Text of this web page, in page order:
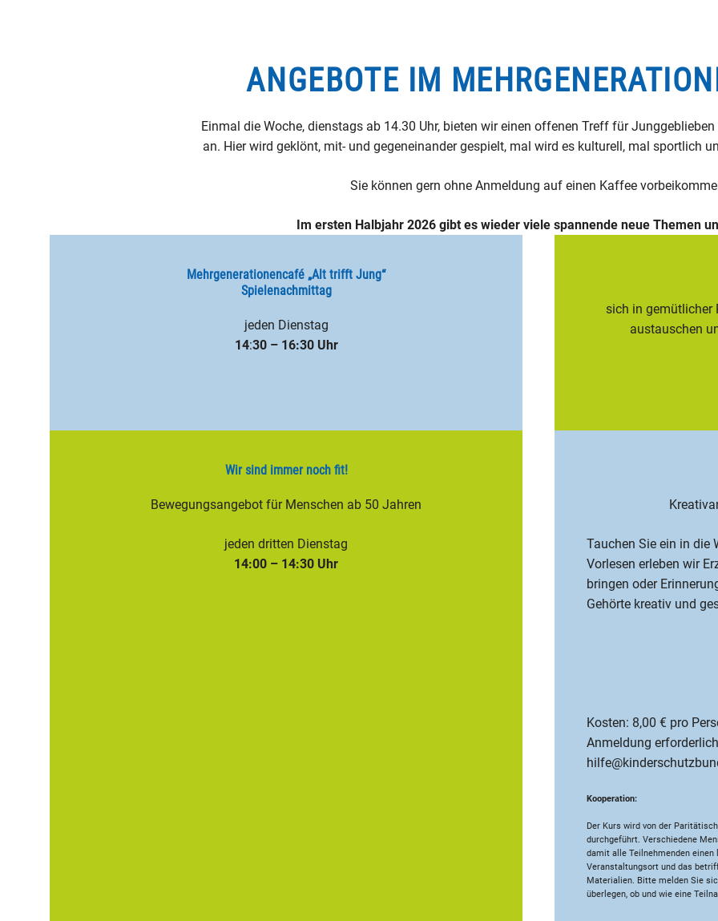
ANGEBOTE IM
Einmal die Woche, dienstags ab 14.30 Uhr, bieten wir einen offenen Treff für
an. Hier wird geklönt, mit- und gegeneinander gespielt, mal wird es kulturell, mal sportlich
Sie können gern ohne Anmeldung auf einen Kaffee
Im ersten Halbjahr 2026 gibt es wieder viele spannende neue Themen
Mehrgenerationencafé „Alt trifft Jung“
Spielenachmittag
jeden Dienstag
14:30 – 16:30 Uhr
sich in gemütlicher
austauschen
Wir sind immer noch fit!
Bewegungsangebot für Menschen ab 50 Jahren
jeden dritten Dienstag
14:00 – 14:30 Uhr
Tauchen Sie ein in die
Vorlesen erleben wir
bringen oder
Gehörte kreativ und
Kosten: 8,00 € pro
Anmeldung
Kooperation:
Der Kurs wird von der
durchgeführt. Verschiedene
damit alle Teilnehmenden
Veranstaltungsort und das
Materialien. Bitte melden Sie
überlegen, ob und wie eine